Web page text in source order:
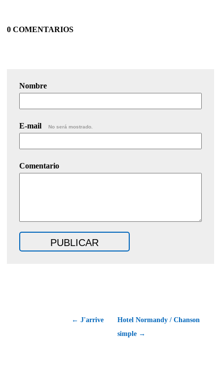
0 COMENTARIOS
Nombre
E-mail No será mostrado.
Comentario
← J'arrive
Hotel Normandy / Chanson
simple →